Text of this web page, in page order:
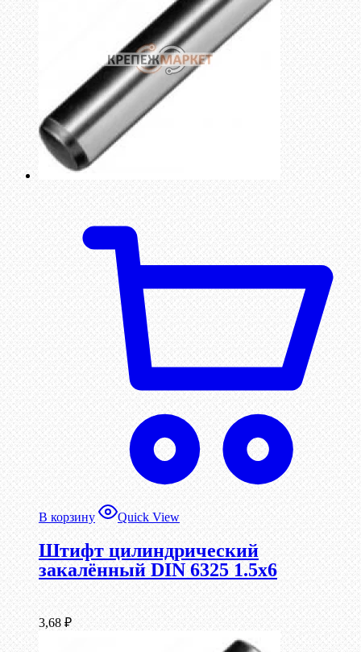
В корзину Quick View
Штифт цилиндрический
закалённый DIN 6325 1.5х6
3,68 ₽